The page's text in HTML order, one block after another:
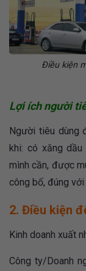
Điều kiện
Lợi ích người
Người tiêu dùng
khi: có xăng
mình cần, được
công bố, đúng
2. Điều kiện
Kinh doanh xuất
Công ty/Doanh